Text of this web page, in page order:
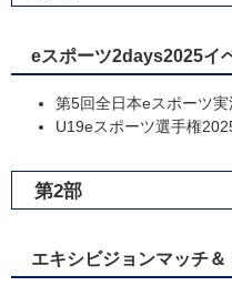
eスポーツ2days2025イ
第5回全日本eスポーツ
U19eスポーツ選手権
第2部
エキシビジョンマッチ